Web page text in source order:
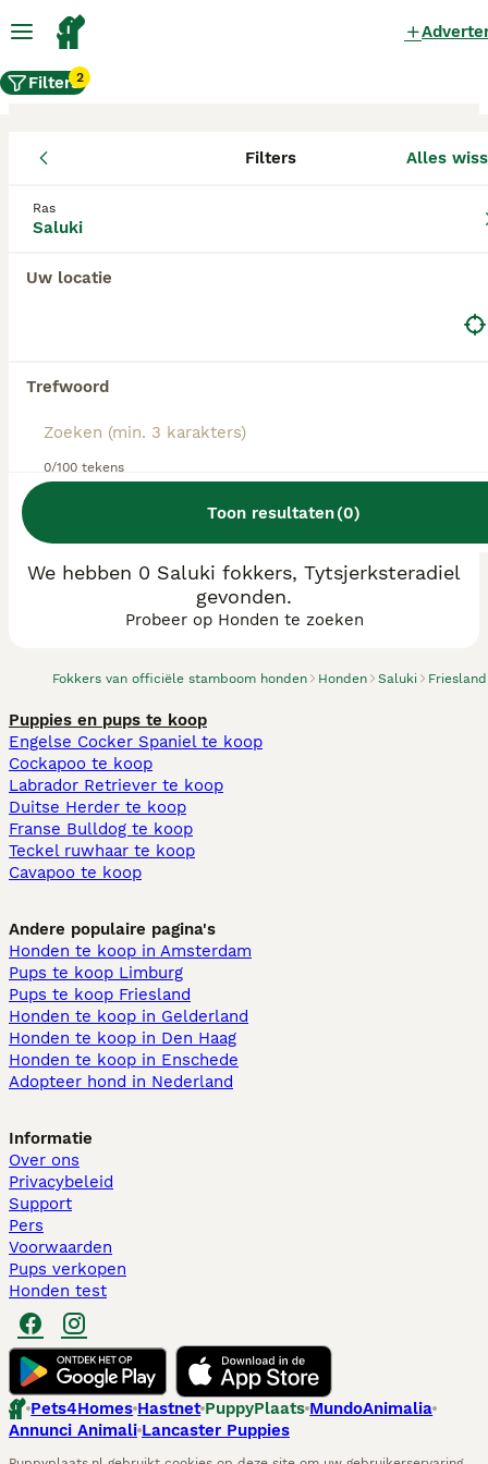
Filters2
Filters Alles
Ras
Saluki
Uw locatie
Trefwoord
0/100 tekens
Toon resultaten(0)
Fokkers van officiële stamboom honden Honden Saluki Friesland
Saluki Fokkers in deze lijst hebben een kopie van
ons aangeleverd, en fokken pups met een
We hebben 0 Saluki fokkers, Tytsjerksteradiel
gevonden.
Probeer op Honden te zoeken
Puppies en pups te koop
Engelse Cocker Spaniel te koop
Cockapoo te koop
Labrador Retriever te koop
Duitse Herder te koop
Franse Bulldog te koop
Teckel ruwhaar te koop
Cavapoo te koop
Andere populaire pagina's
Honden te koop in Amsterdam
Pups te koop Limburg​
Pups te koop Friesland​
Honden te koop in Gelderland
Honden te koop in Den Haag
Honden te koop in Enschede
Adopteer hond in Nederland
Informatie
Over ons
Privacybeleid
Support
Pers
Voorwaarden
Pups verkopen
Honden test
Pets4Homes Hastnet PuppyPlaats MundoAnimalia
Annunci Animali Lancaster Puppies